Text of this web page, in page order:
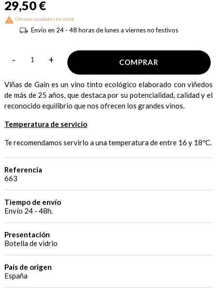
29,50 €
 Últimas unidades en stock
Envío en 24 - 48 horas de lunes a viernes no festivos
- + COMPRAR
Viñas de Gain es un vino tinto ecológico elaborado con viñedos
de más de 25 años, que destaca por su potencialidad, calidad y el
reconocido equilibrio que nos ofrecen los grandes vinos.
Temperatura de servicio
Te recomendamos servirlo a una temperatura de entre 16 y 18ºC.
Referencia
663
Tiempo de envío
Envío 24 - 48h.
Presentación
Botella de vidrio
País de origen
España